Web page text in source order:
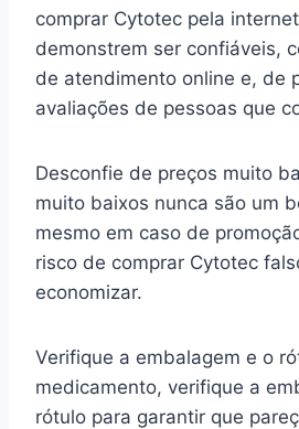
comprar Cytotec pela
demonstrem ser confiáveis,
de atendimento online e, de
avaliações de pessoas que
Desconfie de preços muito
muito baixos nunca são um
mesmo em caso de
risco de comprar Cytotec
economizar.
Verifique a embalagem e o
medicamento, verifique a
rótulo para garantir que